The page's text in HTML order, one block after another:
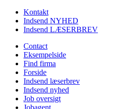
Kontakt
Indsend NYHED
Indsend LÆSERBREV
Contact
Eksempelside
Find firma
Forside
Indsend læserbrev
Indsend nyhed
Job oversigt
Jobagent